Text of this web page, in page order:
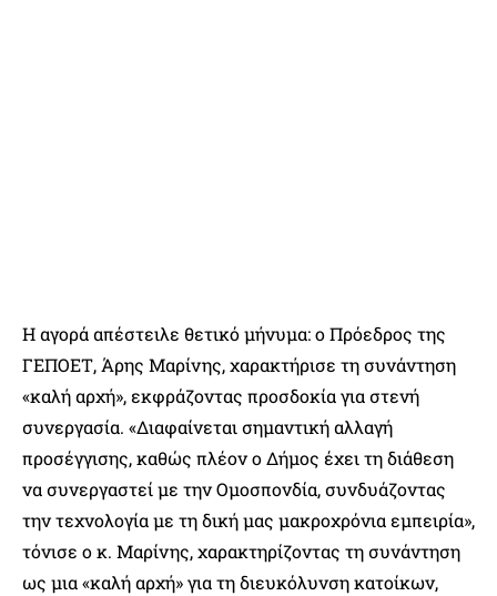
Η αγορά απέστειλε θετικό μήνυμα: ο Πρόεδρος της
ΓΕΠΟΕΤ, Άρης Μαρίνης, χαρακτήρισε τη συνάντηση
«καλή αρχή», εκφράζοντας προσδοκία για στενή
συνεργασία. «Διαφαίνεται σημαντική αλλαγή
προσέγγισης, καθώς πλέον ο Δήμος έχει τη διάθεση
να συνεργαστεί με την Ομοσπονδία, συνδυάζοντας
την τεχνολογία με τη δική μας μακροχρόνια εμπειρία»,
τόνισε ο κ. Μαρίνης, χαρακτηρίζοντας τη συνάντηση
ως μια «καλή αρχή» για τη διευκόλυνση κατοίκων,